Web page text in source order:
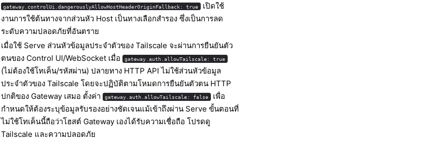
gateway.controlUi.dangerouslyAllowHostHeaderOriginFallback: true
เปิดใช้
งานการใช้ต้นทางจากส่วนหัว Host เป็นทางเลือกสำรอง ซึ่งเป็นการลด
ระดับความปลอดภัยที่อันตราย
เมื่อใช้ Serve ส่วนหัวข้อมูลประจำตัวของ Tailscale จะผ่านการยืนยันตัว
ตนของ Control UI/WebSocket เมื่อ
gateway.auth.allowTailscale: true
(ไม่ต้องใช้โทเค็น/รหัสผ่าน) ปลายทาง HTTP API ไม่ใช้ส่วนหัวข้อมูล
ประจำตัวของ Tailscale โดยจะปฏิบัติตามโหมดการยืนยันตัวตน HTTP
ปกติของ Gateway เสมอ ตั้งค่า
gateway.auth.allowTailscale: false
เพื่อ
กำหนดให้ต้องระบุข้อมูลรับรองอย่างชัดเจนแม้เข้าถึงผ่าน Serve ขั้นตอนที่
ไม่ใช้โทเค็นนี้ถือว่าโฮสต์ Gateway เองได้รับความเชื่อถือ โปรดดู
Tailscale และความปลอดภัย